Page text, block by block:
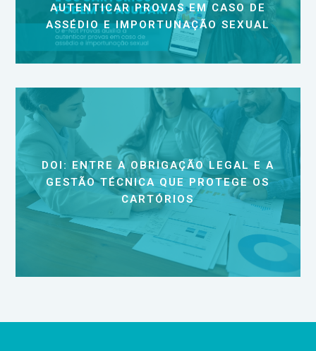
AUTENTICAR PROVAS EM CASO DE
ASSÉDIO E IMPORTUNAÇÃO SEXUAL
DOI: ENTRE A OBRIGAÇÃO LEGAL E A
GESTÃO TÉCNICA QUE PROTEGE OS
CARTÓRIOS